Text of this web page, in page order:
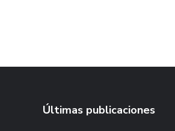
Últimas publicaciones